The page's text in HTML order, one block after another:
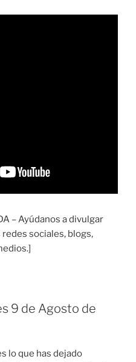
– Ayúdanos a divulgar
sociales, blogs,
9 de Agosto de
lo que has dejado